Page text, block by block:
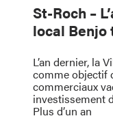
St-Roch –
local
L’an dernier, la
comme objectif
commerciaux
investissement
Plus d’un an